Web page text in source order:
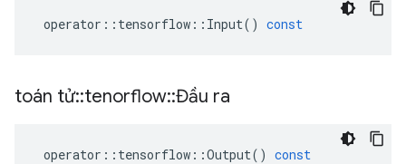
operator :: tensorflow :: Input() const
toán tử::tenorflow::Đầu ra
operator :: tensorflow ::Output() const